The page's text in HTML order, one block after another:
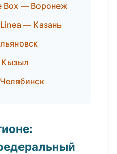
Box — Воронеж
— Казань
Кызыл